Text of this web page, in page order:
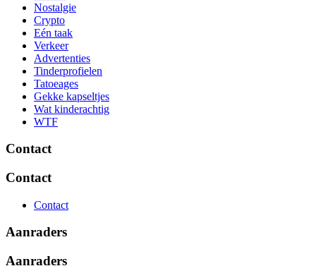
Nostalgie
Crypto
Eén taak
Verkeer
Advertenties
Tinderprofielen
Tatoeages
Gekke kapseltjes
Wat kinderachtig
WTF
Contact
Contact
Contact
Aanraders
Aanraders